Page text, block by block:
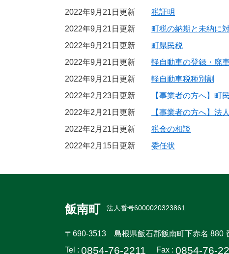
2022年9月21日更新
税証明
2022年9月21日更新
町税の納期と未納に
2022年9月21日更新
町県民税
2022年9月21日更新
軽自動車の登録・廃
2022年9月21日更新
軽自動車税種別割
2022年2月23日更新
【事業者の方へ】
2022年2月21日更新
【事業者の方へ】法
2022年2月21日更新
税金の相談
2022年2月15日更新
委任状
飯南町 法人番号6000020323861
〒690-3513 島根県飯石郡飯南町下赤名 880
Tel : 0854-76-2211 Fax : 0854-76-